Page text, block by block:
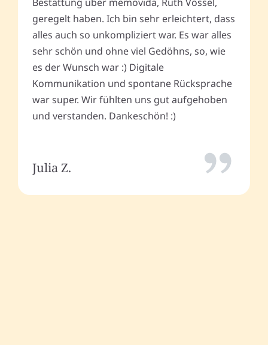
Bestattung über memovida, Ruth Vossel,
geregelt haben. Ich bin sehr erleichtert, dass
alles auch so unkompliziert war. Es war alles
sehr schön und ohne viel Gedöhns, so, wie
es der Wunsch war :) Digitale
Kommunikation und spontane Rücksprache
war super. Wir fühlten uns gut aufgehoben
und verstanden. Dankeschön! :)
Julia Z.